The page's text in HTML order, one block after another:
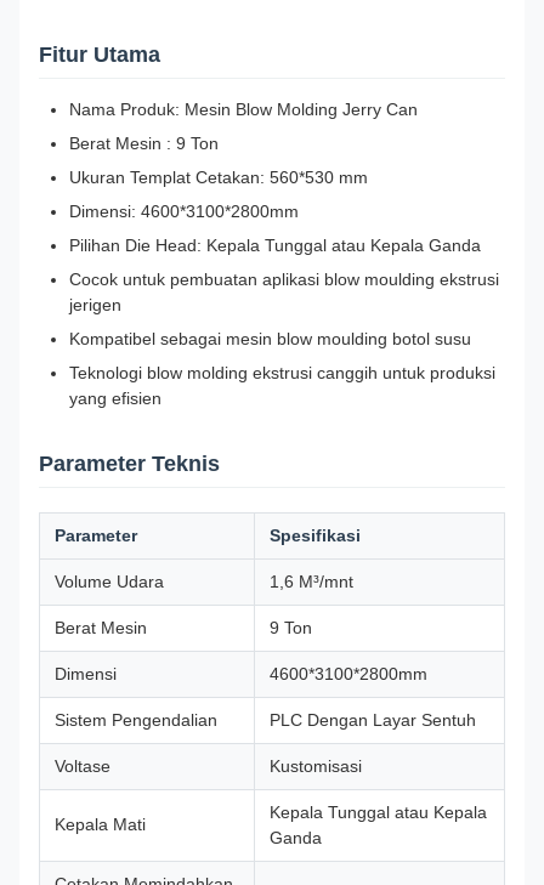
Fitur Utama
Nama Produk: Mesin Blow Molding Jerry Can
Berat Mesin : 9 Ton
Ukuran Templat Cetakan: 560*530 mm
Dimensi: 4600*3100*2800mm
Pilihan Die Head: Kepala Tunggal atau Kepala Ganda
Cocok untuk pembuatan aplikasi blow moulding ekstrusi
jerigen
Kompatibel sebagai mesin blow moulding botol susu
Teknologi blow molding ekstrusi canggih untuk produksi
yang efisien
Parameter Teknis
Parameter Spesifikasi
Volume Udara 1,6 M³/mnt
Berat Mesin 9 Ton
Dimensi 4600*3100*2800mm
Sistem Pengendalian PLC Dengan Layar Sentuh
Voltase Kustomisasi
Kepala Mati
Kepala Tunggal atau Kepala
Ganda